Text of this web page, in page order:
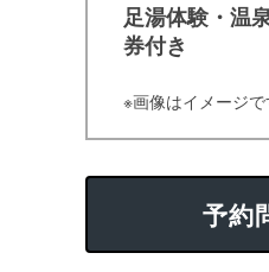
足湯体験・温
券付き
※画像はイメージ
予約